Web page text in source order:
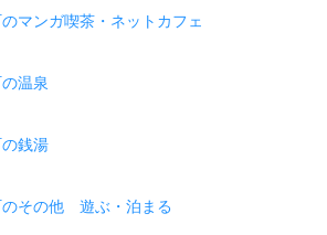
マンガ喫茶・ネットカフェ
温泉
銭湯
のその他 遊ぶ・泊まる